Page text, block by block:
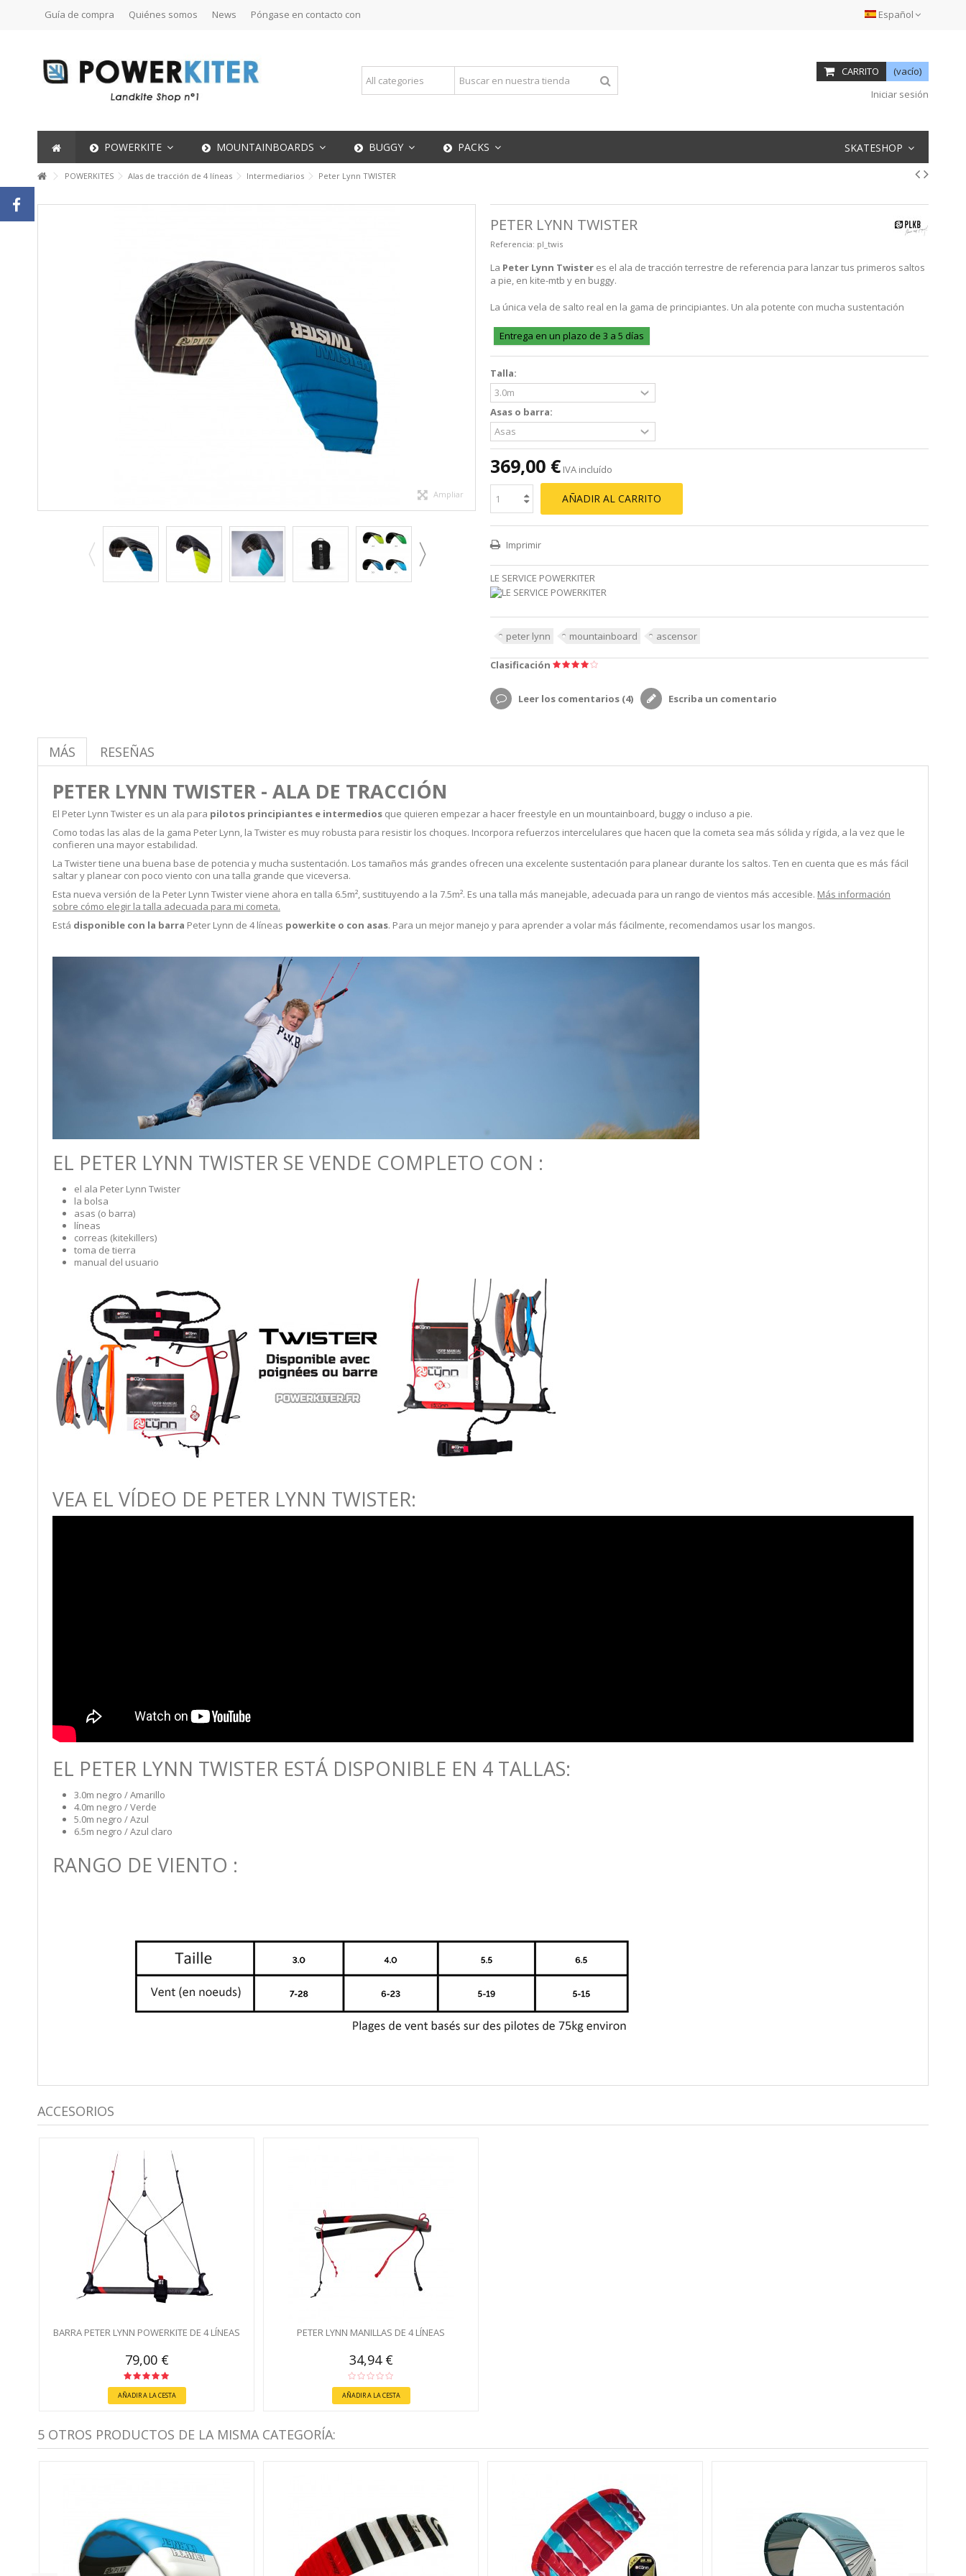
Español
Guía de compra Quiénes somos News Póngase en contacto con
CARRITO
(vacío)
Iniciar sesión
POWERKITE MOUNTAINBOARDS BUGGY PACKS SKATESHOP
POWERKITES Alas de tracción de 4 líneas Intermediarios Peter Lynn TWISTER
Ampliar
PETER LYNN TWISTER
Referencia: pl_twis
La Peter Lynn Twister es el ala de tracción terrestre de referencia para lanzar tus primeros saltos
a pie, en kite-mtb y en buggy.
La única vela de salto real en la gama de principiantes. Un ala potente con mucha sustentación
Entrega en un plazo de 3 a 5 días
Talla:
Asas o barra:
369,00 € IVA incluído
AÑADIR AL CARRITO
Imprimir
LE SERVICE POWERKITER
peter lynn mountainboard ascensor
Clasificación
Leer los comentarios (4) Escriba un comentario
MÁS RESEÑAS
PETER LYNN TWISTER - ALA DE TRACCIÓN
El Peter Lynn Twister es un ala para pilotos principiantes e intermedios que quieren empezar a hacer freestyle en un mountainboard, buggy o incluso a pie.
Como todas las alas de la gama Peter Lynn, la Twister es muy robusta para resistir los choques. Incorpora refuerzos intercelulares que hacen que la cometa sea más sólida y rígida, a la vez que le
confieren una mayor estabilidad.
La Twister tiene una buena base de potencia y mucha sustentación. Los tamaños más grandes ofrecen una excelente sustentación para planear durante los saltos. Ten en cuenta que es más fácil
saltar y planear con poco viento con una talla grande que viceversa.
Esta nueva versión de la Peter Lynn Twister viene ahora en talla 6.5m², sustituyendo a la 7.5m². Es una talla más manejable, adecuada para un rango de vientos más accesible. Más información
sobre cómo elegir la talla adecuada para mi cometa.
Está disponible con la barra Peter Lynn de 4 líneas powerkite o con asas. Para un mejor manejo y para aprender a volar más fácilmente, recomendamos usar los mangos.
EL PETER LYNN TWISTER SE VENDE COMPLETO CON :
el ala Peter Lynn Twister
la bolsa
asas (o barra)
líneas
correas (kitekillers)
toma de tierra
manual del usuario
VEA EL VÍDEO DE PETER LYNN TWISTER:
EL PETER LYNN TWISTER ESTÁ DISPONIBLE EN 4 TALLAS:
3.0m negro / Amarillo
4.0m negro / Verde
5.0m negro / Azul
6.5m negro / Azul claro
RANGO DE VIENTO :
ACCESORIOS
BARRA PETER LYNN POWERKITE DE 4 LÍNEAS
79,00 €
AÑADIR A LA CESTA
PETER LYNN MANILLAS DE 4 LÍNEAS
34,94 €
AÑADIR A LA CESTA
5 OTROS PRODUCTOS DE LA MISMA CATEGORÍA: